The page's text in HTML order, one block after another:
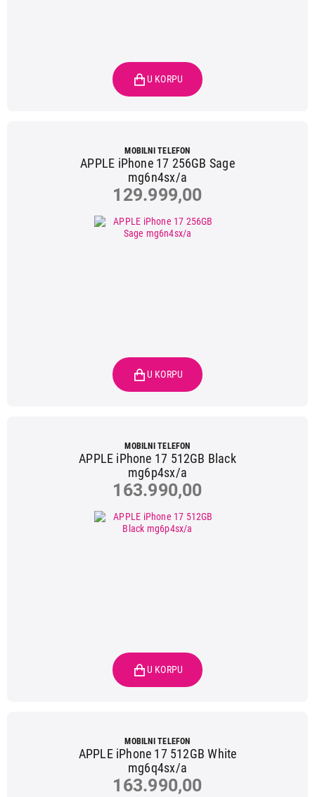
MOBILNI TELEFON
APPLE iPhone 17 256GB Sage
mg6n4sx/a
129.999,00
MOBILNI TELEFON
APPLE iPhone 17 512GB Black
mg6p4sx/a
163.990,00
MOBILNI TELEFON
APPLE iPhone 17 512GB White
mg6q4sx/a
163.990,00